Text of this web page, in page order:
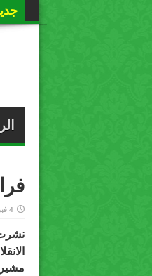
4 فبراير، 2018
نشرت